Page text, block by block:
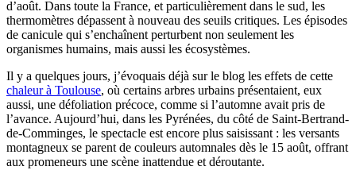
d’août. Dans toute la France, et particulièrement dans le sud, les
thermomètres dépassent à nouveau des seuils critiques. Les épisodes
de canicule qui s’enchaînent perturbent non seulement les
organismes humains, mais aussi les écosystèmes.
Il y a quelques jours, j’évoquais déjà sur le blog les effets de cette
chaleur à Toulouse, où certains arbres urbains présentaient, eux
aussi, une défoliation précoce, comme si l’automne avait pris de
l’avance. Aujourd’hui, dans les Pyrénées, du côté de Saint-Bertrand-
de-Comminges, le spectacle est encore plus saisissant : les versants
montagneux se parent de couleurs automnales dès le 15 août, offrant
aux promeneurs une scène inattendue et déroutante.